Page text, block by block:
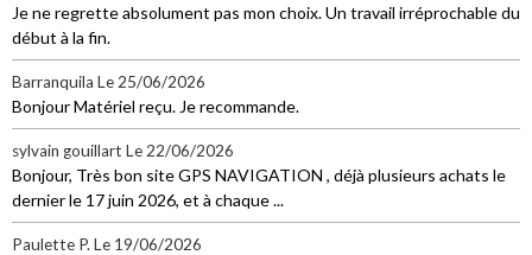
Je ne regrette absolument pas mon choix. Un travail irréprochable du
début à la fin.
Barranquila Le 25/06/2026
Bonjour Matériel reçu. Je recommande.
sylvain gouillart Le 22/06/2026
Bonjour, Très bon site GPS NAVIGATION , déjà plusieurs achats le
dernier le 17 juin 2026, et à chaque ...
Paulette P. Le 19/06/2026